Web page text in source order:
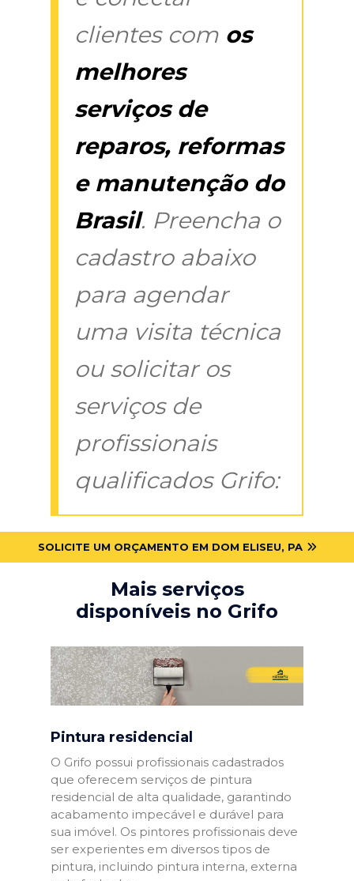
clientes com os
melhores
serviços de
reparos, reformas
e manutenção do
Brasil. Preencha o
cadastro abaixo
para agendar
uma visita técnica
ou solicitar os
serviços de
profissionais
qualificados Grifo:
SOLICITE UM ORÇAMENTO EM DOM ELISEU, PA
Mais serviços
disponíveis no Grifo
Pintura residencial
O Grifo possui profissionais cadastrados
que oferecem serviços de pintura
residencial de alta qualidade, garantindo
acabamento impecável e durável para
sua imóvel. Os pintores profissionais deve
ser experientes em diversos tipos de
pintura, incluindo pintura interna, externa